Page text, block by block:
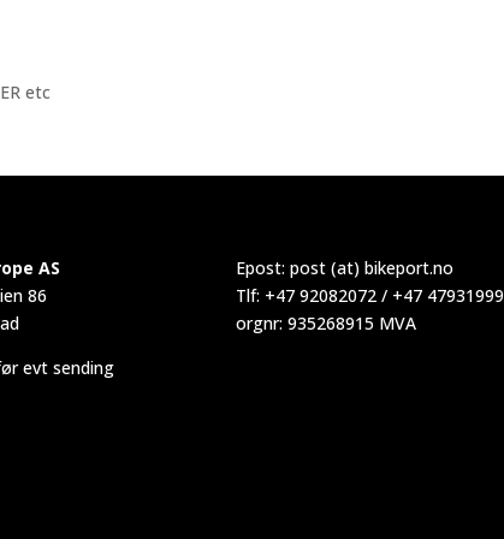
etc
AS
86
evt sending
Epost: post (at) bikeport.no
Tlf: +47 92082072 / +47 47931999
orgnr: 935268915 MVA